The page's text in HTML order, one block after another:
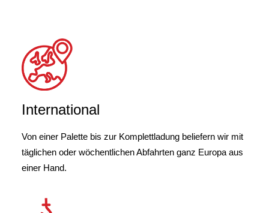
International
Von einer Palette bis zur Komplettladung beliefern wir mit
täglichen oder wöchentlichen Abfahrten ganz Europa aus
einer Hand.